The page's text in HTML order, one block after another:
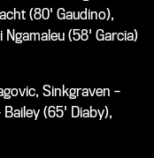
(80' Gaudino),
(58' Garcia)
Sinkgraven –
(65' Diaby),